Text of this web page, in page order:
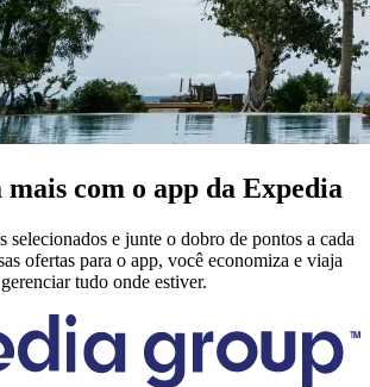
mais com o app da Expedia
selecionados e junte o dobro de pontos a cada
ofertas para o app, você economiza e viaja
tudo onde estiver.